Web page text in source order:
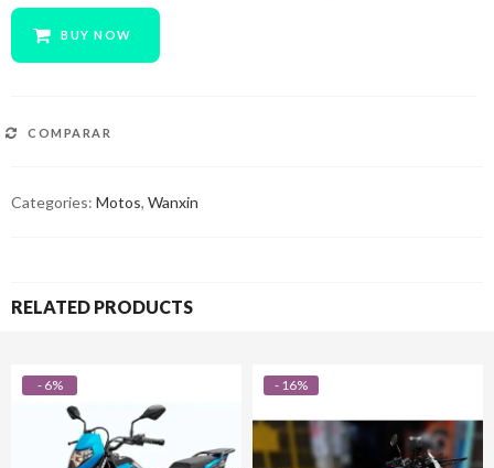
quantity
BUY NOW
COMPARAR
Categories: Motos, Wanxin
RELATED PRODUCTS
- 6% - 16%